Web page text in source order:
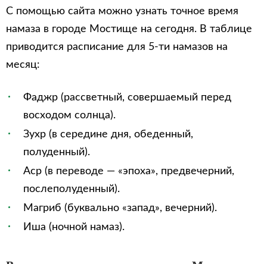
С помощью сайта можно узнать точное время
намаза в городе Мостище на сегодня. В таблице
приводится расписание для 5-ти намазов на
месяц:
Фаджр (рассветный, совершаемый перед
восходом солнца).
Зухр (в середине дня, обеденный,
полуденный).
Аср (в переводе — «эпоха», предвечерний,
послеполуденный).
Магриб (буквально «запад», вечерний).
Иша (ночной намаз).